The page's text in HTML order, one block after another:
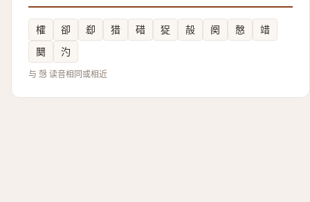
㰌 卻 㕁 猎 碏 㹱 㱿 阕 慤
䇎
䦬
汋
与 愨 读音相同或相近